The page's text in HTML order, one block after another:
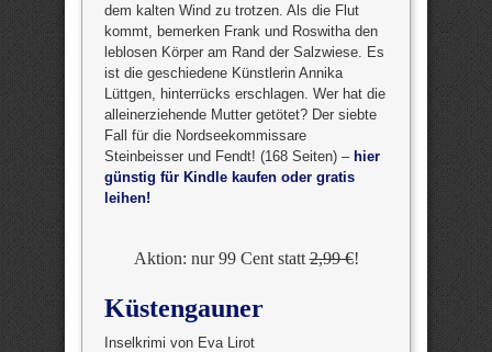
dem kalten Wind zu trotzen. Als die Flut
kommt, bemerken Frank und Roswitha den
leblosen Körper am Rand der Salzwiese. Es
ist die geschiedene Künstlerin Annika
Lüttgen, hinterrücks erschlagen. Wer hat die
alleinerziehende Mutter getötet? Der siebte
Fall für die Nordseekommissare
Steinbeisser und Fendt! (168 Seiten) – hier
günstig für Kindle kaufen oder gratis
leihen!
Aktion: nur 99 Cent statt2,99 €!
Küstengauner
Inselkrimi von Eva Lirot